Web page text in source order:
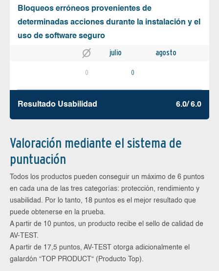
Bloqueos erróneos provenientes de
determinadas acciones durante la instalación y el
uso de software seguro
julio agosto
0 0
Resultado Usabilidad 6.0/ 6.0
Valoración mediante el sistema de
puntuación
Todos los productos pueden conseguir un máximo de 6 puntos
en cada una de las tres categorías: protección, rendimiento y
usabilidad. Por lo tanto, 18 puntos es el mejor resultado que
puede obtenerse en la prueba.
A partir de 10 puntos, un producto recibe el sello de calidad de
AV-TEST.
A partir de 17,5 puntos, AV-TEST otorga adicionalmente el
galardón “TOP PRODUCT“ (Producto Top).